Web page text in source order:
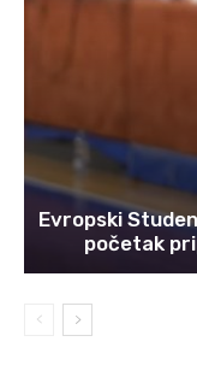
Evropski
početak